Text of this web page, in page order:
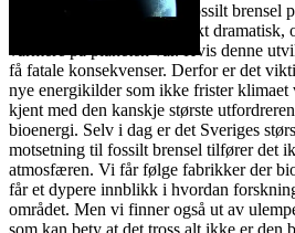
Siden vi begynte å bruke fossilt brensel
av karbondioksid i luften økt dramatisk,
varmere på planeten vår. Hvis denne
få fatale konsekvenser. Derfor er det
nye energikilder som ikke frister
kjent med den kanskje største
bioenergi. Selv i dag er det Sveriges
motsetning til fossilt brensel tilfører det
atmosfæren. Vi får følge fabrikker der
får et dypere innblikk i hvordan
området. Men vi finner også ut av